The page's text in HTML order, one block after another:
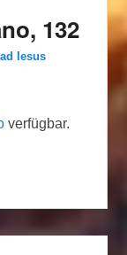
132
Iesus
verfügbar.